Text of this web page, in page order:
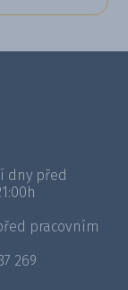
dny před
pracovním
269